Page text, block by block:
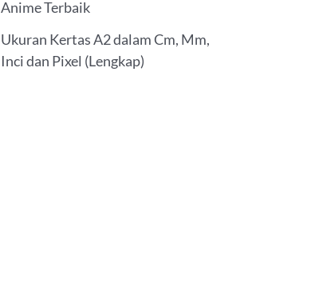
Anime Terbaik
Ukuran Kertas A2 dalam Cm, Mm,
Inci dan Pixel (Lengkap)